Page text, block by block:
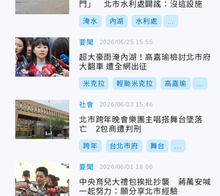
門」 北市水利處闢謠：沒這設施
淹水 內湖 水利處
要聞
超大豪雨淹內湖！高嘉瑜檢討北市府
大翻車 遭全網出征
米克拉 輕颱米克拉 高嘉瑜
2026/06/25 15:55
社會
北市跨年晚會樂團主唱搭舞台墜落
亡 2包商遭判刑
跨年 台北市府 舞台
2026/06/03 15:46
要聞
中央育兒大禮包挨批抄襲 蔣萬安喊
一起努力：願分享北市經驗
2026/06/01 18:06